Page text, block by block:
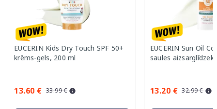
EUCERIN Kids Dry Touch SPF 50+
krēms-gels, 200 ml
13.60 € 33.99 €
EUCERIN Sun Oil
saules
13.20 € 32.99 €